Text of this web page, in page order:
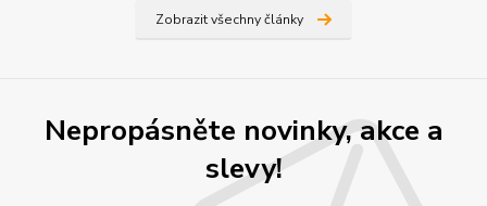
Zobrazit všechny články
Nepropásněte novinky, akce a
slevy!